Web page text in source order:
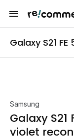
Galaxy S21 FE
Samsung
Galaxy
violet